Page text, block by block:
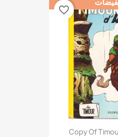
Copy Of
favorite_border